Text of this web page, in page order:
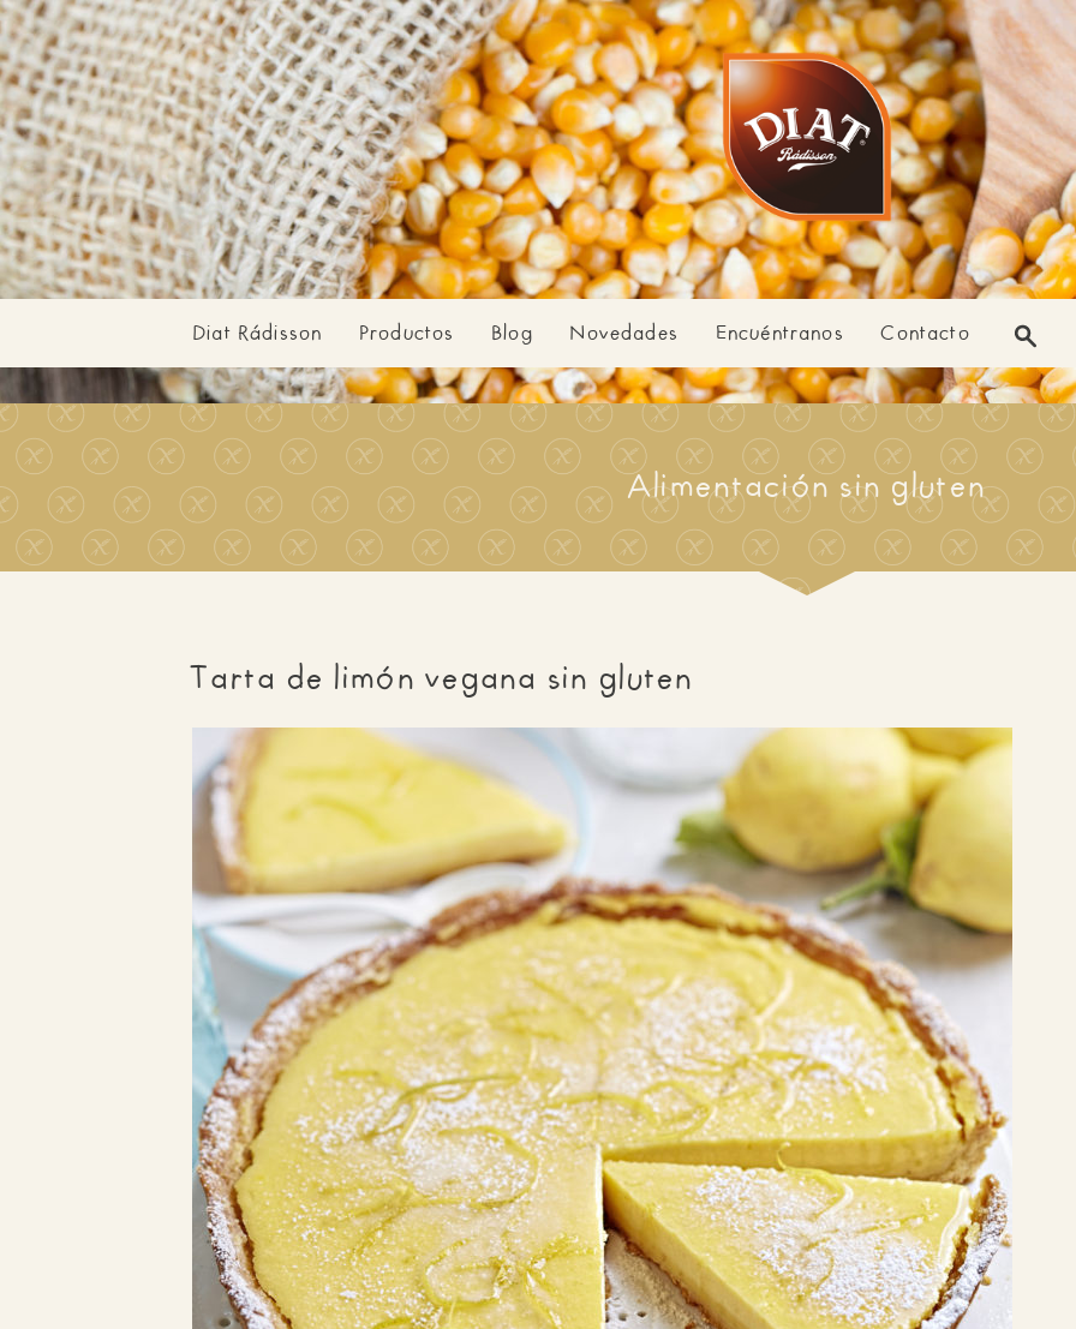
Diat Rádisson Productos Blog Novedades Encuéntranos Contacto
Alimentación sin gluten
Tarta de limón vegana sin gluten